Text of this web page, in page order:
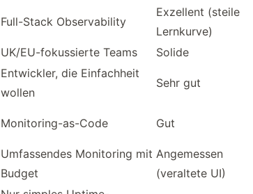
Full-Stack Observability
Exzellent (steile
Lernkurve)
UK/EU-fokussierte Teams Solide
Entwickler, die Einfachheit
wollen
Sehr gut
Monitoring-as-Code Gut
Umfassendes Monitoring mit
Budget
Angemessen
(veraltete UI)